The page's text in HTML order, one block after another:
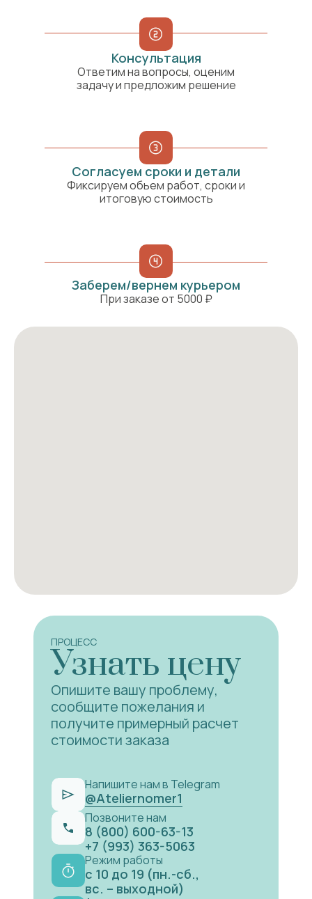
Консультация
Ответим на вопросы, оценим
задачу и предложим решение
Согласуем сроки и детали
Фиксируем обьем работ, сроки и
итоговую стоимость
Заберем/вернем курьером
При заказе от 5000 ₽
Напишите нам в Telegram
@Ateliernomer1
Позвоните нам
8 (800) 600-63-13
+7 (993) 363-5063
Режим работы
с 10 до 19 (пн.-сб.,
вс. – выходной)
ПРОЦЕСС
Узнать цену
Опишите вашу проблему,
сообщите пожелания и
получите примерный расчет
стоимости заказа